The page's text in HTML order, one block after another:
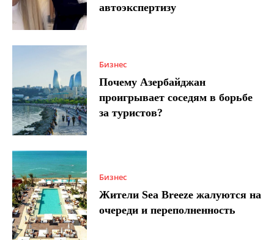
автоэкспертизу
Бизнес
Почему Азербайджан
проигрывает соседям в борьбе
за туристов?
Бизнес
Жители Sea Breeze жалуются на
очереди и переполненность